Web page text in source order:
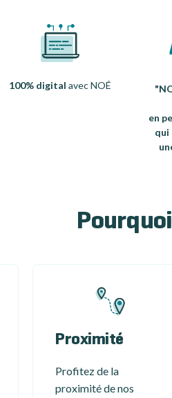
100% digital avec NOÉ
en
qui
Proximité
Profitez de la
proximité de nos